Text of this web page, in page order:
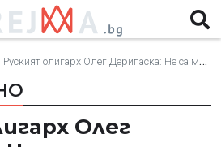
Руският олигарх Олег Дерипаска: Не са ме уведомили, че Кипър ме е лишил от гражданство
Олег